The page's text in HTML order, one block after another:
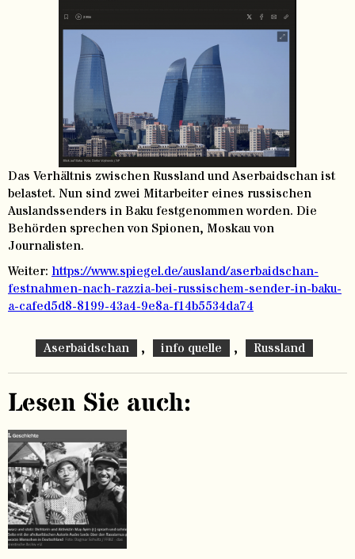
Das Verhältnis zwischen Russland und Aserbaidschan ist
belastet. Nun sind zwei Mitarbeiter eines russischen
Auslandssenders in Baku festgenommen worden. Die
Behörden sprechen von Spionen, Moskau von
Journalisten.
Weiter: https://www.spiegel.de/ausland/aserbaidschan-
festnahmen-nach-razzia-bei-russischem-sender-in-baku-
a-cafed5d8-8199-43a4-9e8a-f14b5534da74
Aserbaidschan , info quelle , Russland
Lesen Sie auch: